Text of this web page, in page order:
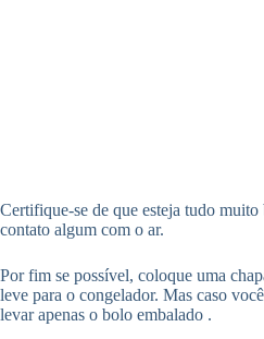
Certifique-se de que esteja tudo muito
contato algum com o ar.
Por fim se possível, coloque uma
leve para o congelador. Mas caso
levar apenas o bolo embalado .